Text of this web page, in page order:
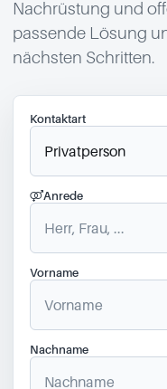
Nachrüstung und
passende Lösung
nächsten Schritten.
Kontaktart
Anrede
Vorname
Nachname